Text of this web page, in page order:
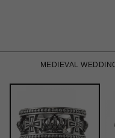
MEDIEVAL